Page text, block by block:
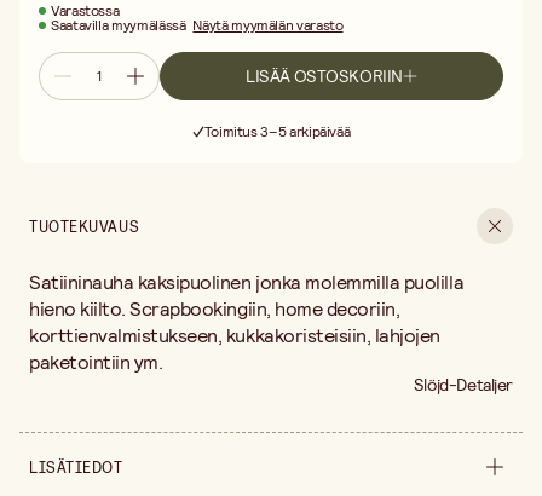
Varastossa
Saatavilla myymälässä Näytä myymälän varasto
LISÄÄ OSTOSKORIIN
Toimitus 3–5 arkipäivää
TUOTEKUVAUS
Satiininauha kaksipuolinen jonka molemmilla puolilla
hieno kiilto. Scrapbookingiin, home decoriin,
korttienvalmistukseen, kukkakoristeisiin, lahjojen
paketointiin ym.
Slöjd-Detaljer
LISÄTIEDOT